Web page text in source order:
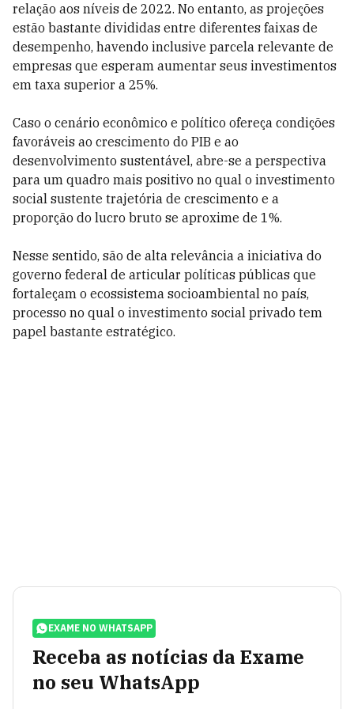
relação aos níveis de 2022. No entanto, as projeções
estão bastante divididas entre diferentes faixas de
desempenho, havendo inclusive parcela relevante de
empresas que esperam aumentar seus investimentos
em taxa superior a 25%.
Caso o cenário econômico e político ofereça condições
favoráveis ao crescimento do PIB e ao
desenvolvimento sustentável, abre-se a perspectiva
para um quadro mais positivo no qual o investimento
social sustente trajetória de crescimento e a
proporção do lucro bruto se aproxime de 1%.
Nesse sentido, são de alta relevância a iniciativa do
governo federal de articular políticas públicas que
fortaleçam o ecossistema socioambiental no país,
processo no qual o investimento social privado tem
papel bastante estratégico.
EXAME NO WHATSAPP
Receba as notícias da Exame
no seu WhatsApp